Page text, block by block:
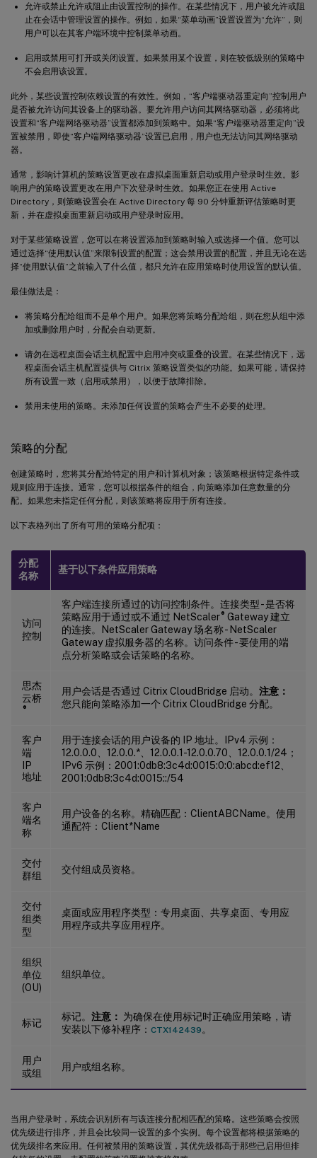
允许或禁止允许或阻止由设置控制的操作。在某些情况下，用户被允许或阻
止在会话中管理设置的操作。例如，如果“菜单动画”设置设置为“允许”，则
用户可以在其客户端环境中控制菜单动画。
启用或禁用可打开或关闭设置。如果禁用某个设置，则在较低级别的策略中
不会启用该设置。
此外，某些设置控制依赖设置的有效性。例如，“客户端驱动器重定向”控制用户
是否被允许访问其设备上的驱动器。要允许用户访问其网络驱动器，必须将此
设置和“客户端网络驱动器”设置都添加到策略中。如果“客户端驱动器重定向”设
置被禁用，即使“客户端网络驱动器”设置已启用，用户也无法访问其网络驱动
器。
通常，影响计算机的策略设置更改在虚拟桌面重新启动或用户登录时生效。影
响用户的策略设置更改在用户下次登录时生效。如果您正在使用 Active
Directory，则策略设置会在 Active Directory 每 90 分钟重新评估策略时更
新，并在虚拟桌面重新启动或用户登录时应用。
对于某些策略设置，您可以在将设置添加到策略时输入或选择一个值。您可以
通过选择“使用默认值”来限制设置的配置；这会禁用设置的配置，并且无论在选
择“使用默认值”之前输入了什么值，都只允许在应用策略时使用设置的默认值。
最佳做法是：
将策略分配给组而不是单个用户。如果您将策略分配给组，则在您从组中添
加或删除用户时，分配会自动更新。
请勿在远程桌面会话主机配置中启用冲突或重叠的设置。在某些情况下，远
程桌面会话主机配置提供与 Citrix 策略设置类似的功能。如果可能，请保持
所有设置一致（启用或禁用），以便于故障排除。
禁用未使用的策略。未添加任何设置的策略会产生不必要的处理。
策略的分配
创建策略时，您将其分配给特定的用户和计算机对象；该策略根据特定条件或
规则应用于连接。通常，您可以根据条件的组合，向策略添加任意数量的分
配。如果您未指定任何分配，则该策略将应用于所有连接。
以下表格列出了所有可用的策略分配项：
分配
名称
基于以下条件应用策略
访问
控制
客户端连接所通过的访问控制条件。连接类型 - 是否将
策略应用于通过或不通过 NetScaler® Gateway 建立
的连接。NetScaler Gateway 场名称 - NetScaler
Gateway 虚拟服务器的名称。访问条件 - 要使用的端
点分析策略或会话策略的名称。
思杰
云桥
®
用户会话是否通过 Citrix CloudBridge 启动。 注意：
您只能向策略添加一个 Citrix CloudBridge 分配。
客户
端
IP
地址
用于连接会话的用户设备的 IP 地址。IPv4 示例：
12.0.0.0、12.0.0.*、12.0.0.1-12.0.0.70、12.0.0.1/24；
IPv6 示例：2001:0db8:3c4d:0015:0:0:abcd:ef12、
2001:0db8:3c4d:0015::/54
客户
端名
称
用户设备的名称。精确匹配：ClientABCName。使用
通配符：Client*Name
交付
群组
交付组成员资格。
交付
组类
型
桌面或应用程序类型：专用桌面、共享桌面、专用应
用程序或共享应用程序。
组织
单位
(OU)
组织单位。
标记
标记。 注意： 为确保在使用标记时正确应用策略，请
安装以下修补程序： CTX142439 。
用户
或组
用户或组名称。
当用户登录时，系统会识别所有与该连接分配相匹配的策略。这些策略会按照
优先级进行排序，并且会比较同一设置的多个实例。每个设置都将根据策略的
优先级排名来应用。任何被禁用的策略设置，其优先级都高于那些已启用但排